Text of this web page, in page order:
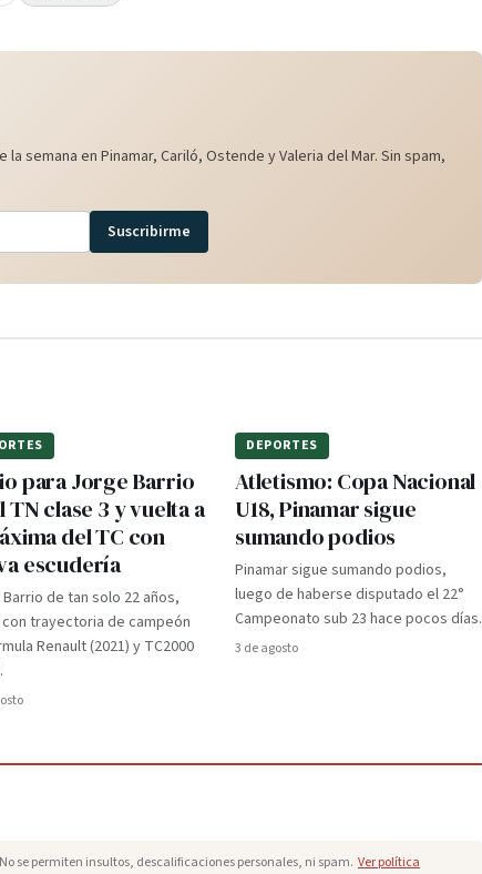
semana en Pinamar, Cariló, Ostende y Valeria del Mar. Sin spam,
Suscribirme
para Jorge Barrio
TN clase 3 y vuelta a
del TC con
escudería
de tan solo 22 años,
trayectoria de campeón
Renault (2021) y TC2000
DEPORTES
Atletismo: Copa Nacional
U18, Pinamar sigue
sumando podios
Pinamar sigue sumando podios,
luego de haberse disputado el 22°
Campeonato sub 23 hace pocos días.
3 de agosto
se permiten insultos, descalificaciones personales, ni spam. Ver política